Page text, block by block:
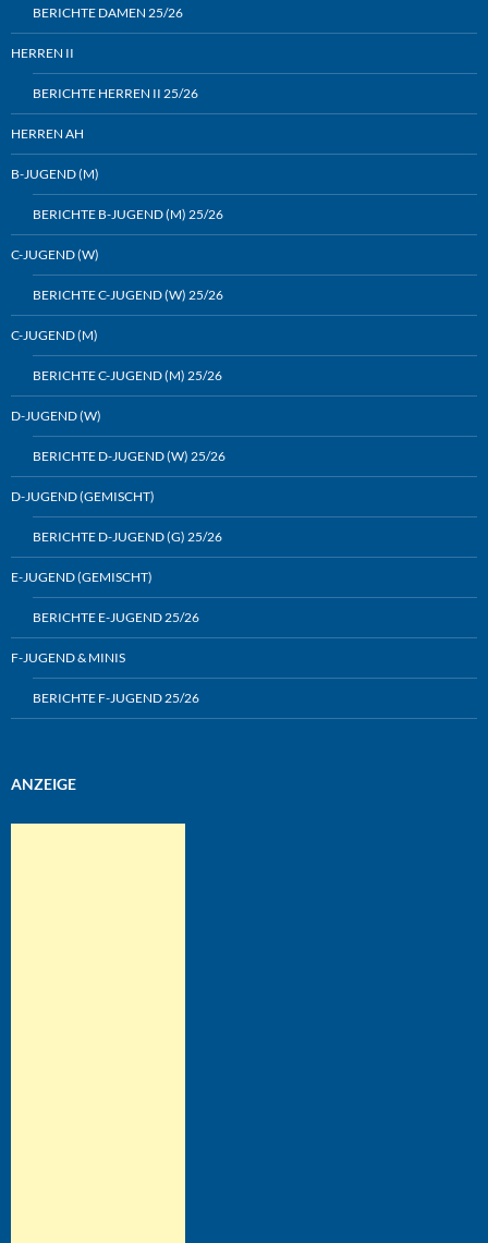
BERICHTE DAMEN 25/26
HERREN II
BERICHTE HERREN II 25/26
HERREN AH
B-JUGEND (M)
BERICHTE B-JUGEND (M) 25/26
C-JUGEND (W)
BERICHTE C-JUGEND (W) 25/26
C-JUGEND (M)
BERICHTE C-JUGEND (M) 25/26
D-JUGEND (W)
BERICHTE D-JUGEND (W) 25/26
D-JUGEND (GEMISCHT)
BERICHTE D-JUGEND (G) 25/26
E-JUGEND (GEMISCHT)
BERICHTE E-JUGEND 25/26
F-JUGEND & MINIS
BERICHTE F-JUGEND 25/26
ANZEIGE